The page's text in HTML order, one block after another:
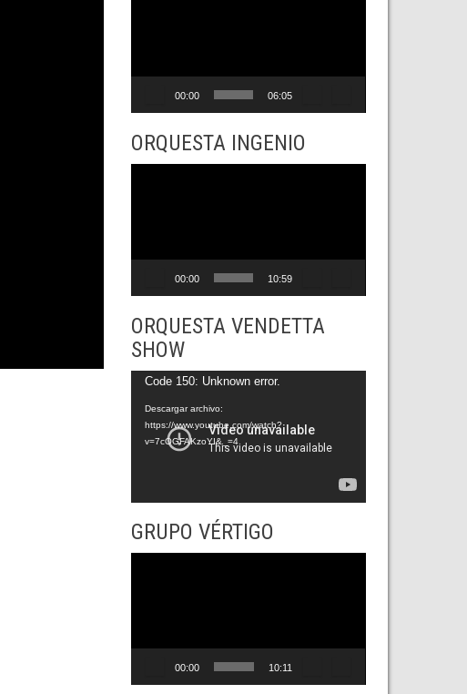
00:00 06:05
ORQUESTA INGENIO
00:00 10:59
ORQUESTA VENDETTA
SHOW
Reproductor
vídeo
Code 150: Unknown error.
Descargar archivo:
https://www.youtube.com/watch?
v=7cOGFAKzoYI&_=4
GRUPO VÉRTIGO
00:00 10:11